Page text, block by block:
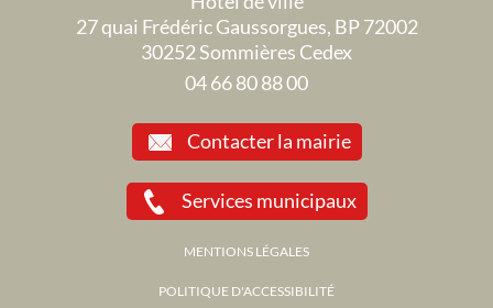
27 quai Frédéric Gaussorgues, BP 72002
30252 Sommières Cedex
04 66 80 88 00
Contacter la mairie
Services municipaux
MENTIONS LÉGALES
POLITIQUE D'ACCESSIBILITÉ